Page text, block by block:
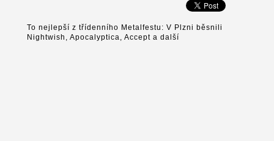
To nejlepší z třídenního Metalfestu: V Plzni běsnili
Nightwish, Apocalyptica, Accept a další